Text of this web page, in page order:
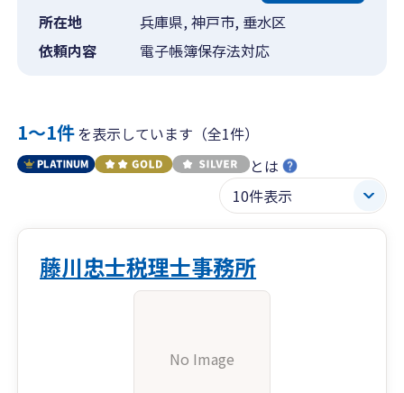
所在地
兵庫県, 神戸市, 垂水区
依頼内容
電子帳簿保存法対応
1〜1件を表示しています（全1件）
とは
藤川忠士税理士事務所
No Image